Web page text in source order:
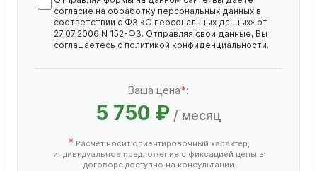
согласие на обработку персональных данных в
соответствии с ФЗ «О персональных данных» от
27.07.2006 N 152-ФЗ. Отправляя свои данные, Вы
соглашаетесь с политикой конфиденциальности.
Ваша цена*:
5 750 ₽ / месяц
* Расчет носит ориентировочный характер,
индивидуальное предложение с фиксацией цены в
договоре доступно на консультации